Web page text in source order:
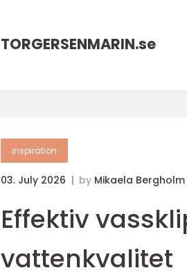
TORGERSENMARIN.se
inspiration
03. July 2026 by Mikaela Bergholm
Effektiv
vattenkvalitet